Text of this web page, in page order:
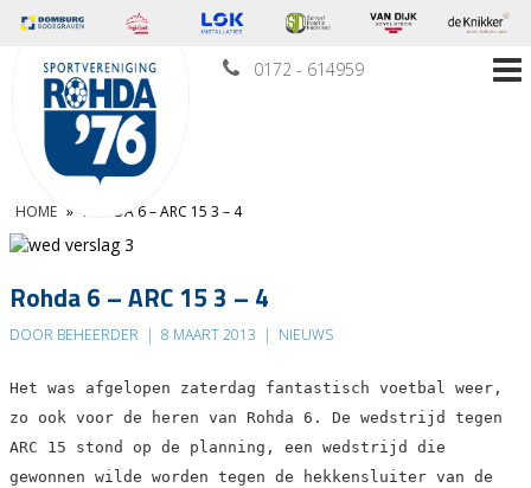
0172 - 614959
HOME » ROHDA 6 – ARC 15 3 – 4
Rohda 6 – ARC 15 3 – 4
DOOR BEHEERDER | 8 MAART 2013 | NIEUWS
Het was afgelopen zaterdag fantastisch voetbal weer,
zo ook voor de heren van Rohda 6. De wedstrijd tegen
ARC 15 stond op de planning, een wedstrijd die
gewonnen wilde worden tegen de hekkensluiter van de